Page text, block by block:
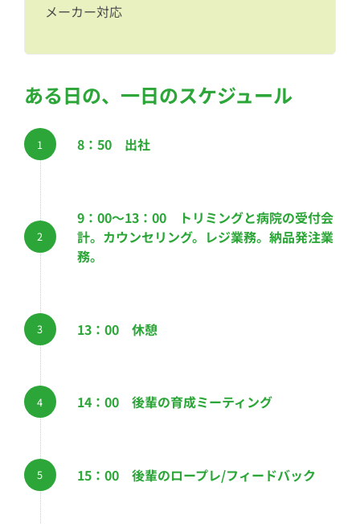
メーカー対応
ある日の、一日のスケジュール
8：50 出社
9：00～13：00 トリミングと病院の受付会
計。カウンセリング。レジ業務。納品発注業
務。
13：00 休憩
14：00 後輩の育成ミーティング
15：00 後輩のロープレ/フィードバック